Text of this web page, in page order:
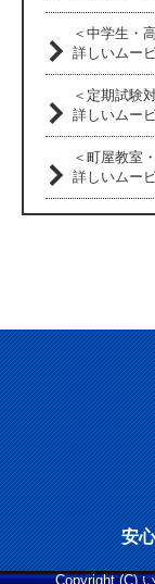
＜中学生・
詳しいムー
＜定期試験
詳しいムー
＜町屋教室
詳しいムー
安
Copyright (C)